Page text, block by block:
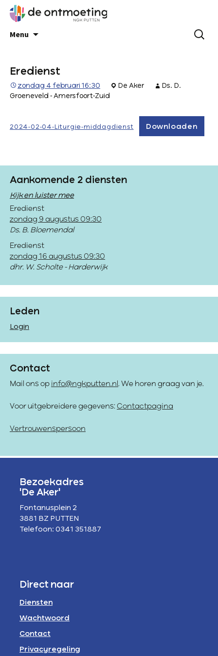
Menu
Eredienst
zondag 4 februari 16:30 De Aker
Ds. D.
Groeneveld - Amersfoort-Zuid
2024-02-04-Liturgie-middagdienst Downloaden
Aankomende 2 diensten
Kijk en luister mee
Eredienst
zondag 9 augustus 09:30
Ds. B. Bloemendal
Eredienst
zondag 16 augustus 09:30
dhr. W. Scholte - Harderwijk
Leden
Login
Contact
Mail ons op info@ngkputten.nl . We horen graag van je.
Voor uitgebreidere gegevens: Contactpagina
Vertrouwenspersoon
Bezoekadres
'De Aker'
Fontanusplein 2
3881 BZ PUTTEN
Telefoon: 0341 351887
Direct naar
Diensten
Wachtwoord
Contact
Privacyregeling